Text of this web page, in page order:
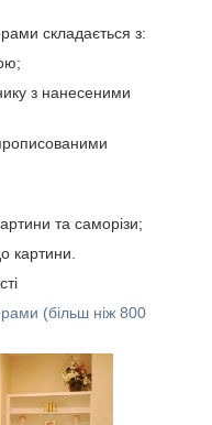
складається з:
з нанесеними
та саморізи;
картини.
(більш ніж 800